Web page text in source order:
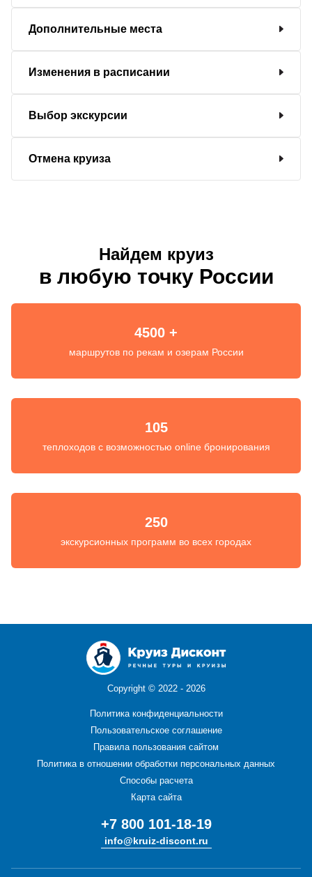
Дополнительные места
Изменения в расписании
Выбор экскурсии
Отмена круиза
Найдем круиз
в любую точку России
4500 +
маршрутов по рекам и озерам России
105
теплоходов с возможностью online бронирования
250
экскурсионных программ во всех городах
Copyright © 2022 - 2026
Политика конфиденциальности
Пользовательское соглашение
Правила пользования сайтом
Политика в отношении обработки персональных данных
Способы расчета
Карта сайта
+7 800 101-18-19
info@kruiz-discont.ru